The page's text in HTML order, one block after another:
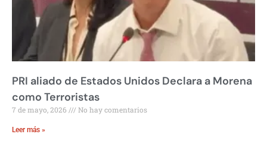
PRI aliado de Estados Unidos Declara a Morena
como Terroristas
7 de mayo, 2026 No hay comentarios
Leer más »